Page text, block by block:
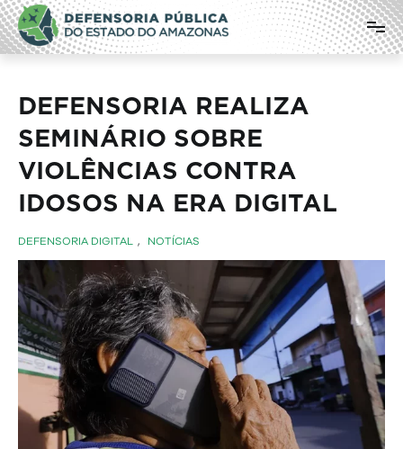
Pular
para
o
conteúdo
Defensoria Pública do Estado do
Amazonas
DEFENSORIA REALIZA
SEMINÁRIO SOBRE
VIOLÊNCIAS CONTRA
IDOSOS NA ERA DIGITAL
DEFENSORIA DIGITAL , NOTÍCIAS